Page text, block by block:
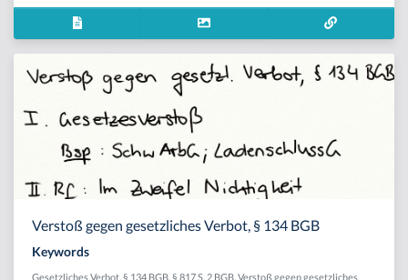
Verstoß gegen gesetzliches Verbot, § 134 BGB
Keywords
Gesetzliches Verbot § 134 BGB § 817 S. 2 BGB Verstoß gegen gesetzliches